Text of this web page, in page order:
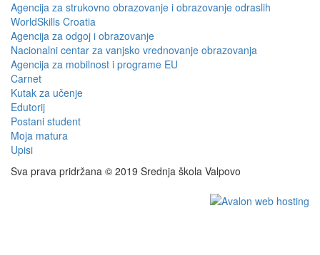
Agencija za strukovno obrazovanje i obrazovanje odraslih
WorldSkills Croatia
Agencija za odgoj i obrazovanje
Nacionalni centar za vanjsko vrednovanje obrazovanja
Agencija za mobilnost i programe EU
Carnet
Kutak za učenje
Edutorij
Postani student
Moja matura
Upisi
Sva prava pridržana © 2019 Srednja škola Valpovo